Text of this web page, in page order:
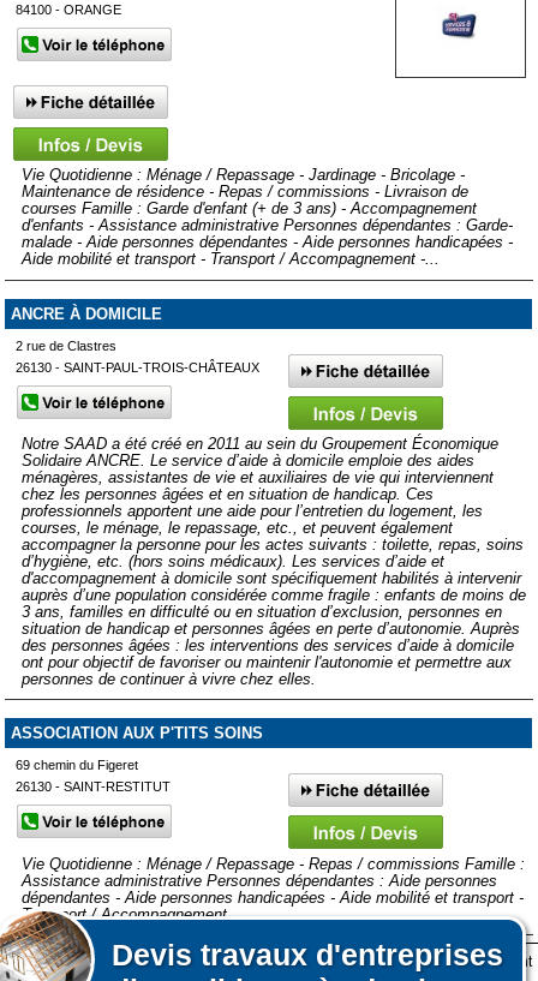
Devis travaux d'entreprises
84100 - ORANGE
Vie Quotidienne : Ménage / Repassage - Jardinage - Bricolage -
Maintenance de résidence - Repas / commissions - Livraison de
courses Famille : Garde d'enfant (+ de 3 ans) - Accompagnement
d'enfants - Assistance administrative Personnes dépendantes : Garde-
malade - Aide personnes dépendantes - Aide personnes handicapées -
Aide mobilité et transport - Transport / Accompagnement -...
ANCRE À DOMICILE
2 rue de Clastres
26130 - SAINT-PAUL-TROIS-CHÂTEAUX
Notre SAAD a été créé en 2011 au sein du Groupement Économique
Solidaire ANCRE. Le service d’aide à domicile emploie des aides
ménagères, assistantes de vie et auxiliaires de vie qui interviennent
chez les personnes âgées et en situation de handicap. Ces
professionnels apportent une aide pour l’entretien du logement, les
courses, le ménage, le repassage, etc., et peuvent également
accompagner la personne pour les actes suivants : toilette, repas, soins
d’hygiène, etc. (hors soins médicaux). Les services d’aide et
d'accompagnement à domicile sont spécifiquement habilités à intervenir
auprès d’une population considérée comme fragile : enfants de moins de
3 ans, familles en difficulté ou en situation d’exclusion, personnes en
situation de handicap et personnes âgées en perte d’autonomie. Auprès
des personnes âgées : les interventions des services d’aide à domicile
ont pour objectif de favoriser ou maintenir l'autonomie et permettre aux
personnes de continuer à vivre chez elles.
ASSOCIATION AUX P'TITS SOINS
69 chemin du Figeret
26130 - SAINT-RESTITUT
Vie Quotidienne : Ménage / Repassage - Repas / commissions Famille :
Assistance administrative Personnes dépendantes : Aide personnes
dépendantes - Aide personnes handicapées - Aide mobilité et transport -
Transport / Accompagnement
Affiner votre recherche
Lors de votre visite sur notre site des fichiers informatiques nommés cookies sont